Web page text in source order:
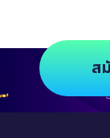
ตัวช่
ส